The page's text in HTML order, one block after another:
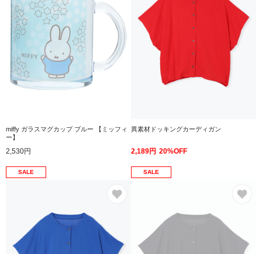
miffy ガラスマグカップ ブルー 【ミッフィ
ー】
2,530円
異素材ドッキングカーディガン
2,189円 20%OFF
SALE SALE